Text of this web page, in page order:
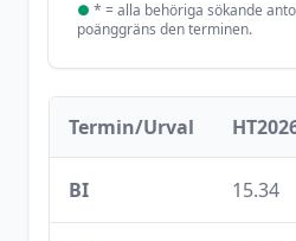
● * = alla behöriga sökande
poänggräns den terminen.
Termin/Urval
BI 15.34